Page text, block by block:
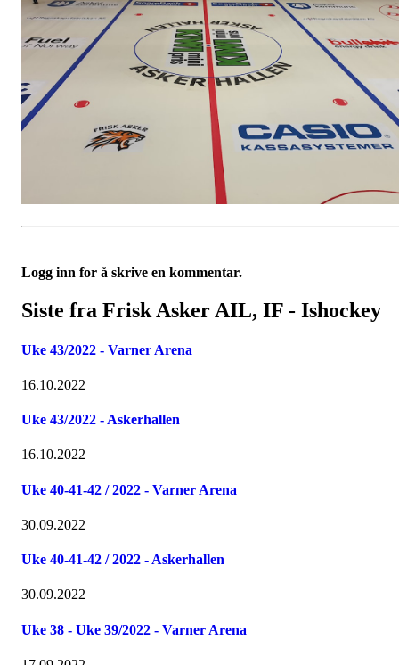
Logg inn for å skrive en kommentar.
Siste fra Frisk Asker AIL, IF - Ishockey
Uke 43/2022 - Varner Arena
16.10.2022
Uke 43/2022 - Askerhallen
16.10.2022
Uke 40-41-42 / 2022 - Varner Arena
30.09.2022
Uke 40-41-42 / 2022 - Askerhallen
30.09.2022
Uke 38 - Uke 39/2022 - Varner Arena